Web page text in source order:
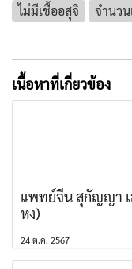
ไม่มีเชื้ออสุจิ
จำนว
เนื้อหาที่เกี่ยวข้อง
แพทย์จีน สุกัญญา เ
หง)
24 ต.ค. 2567